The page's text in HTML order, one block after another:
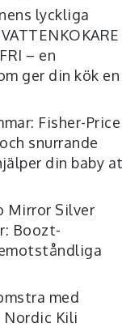
lyckliga
– en
ger din kök en
Fisher-Price
snurrande
din baby
Mirror Silver
Boozt-
med
Nordic Kili